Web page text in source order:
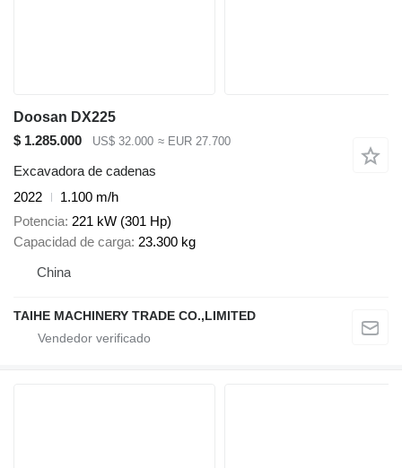
Doosan DX225
$ 1.285.000
US$ 32.000 ≈ EUR 27.700
Excavadora de cadenas
2022
1.100 m/h
Potencia 221 kW (301 Hp)
Capacidad de carga 23.300 kg
China
TAIHE MACHINERY TRADE CO.,LIMITED